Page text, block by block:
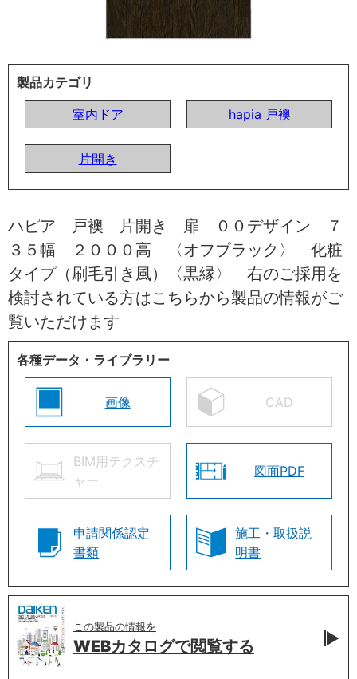
製品カテゴリ
室内ドア
hapia 戸襖
片開き
ハピア 戸襖 片開き 扉 ００デザイン ７
３５幅 ２０００高 〈オフブラック〉 化粧
タイプ（刷毛引き風）〈黒縁〉 右のご採用を
検討されている方はこちらから製品の情報がご
覧いただけます
各種データ・ライブラリー
画像 CAD
BIM用テクスチ
ャー
図面PDF
申請関係認定
書類
施工・取扱説
明書
この製品の情報を
WEBカタログで閲覧する